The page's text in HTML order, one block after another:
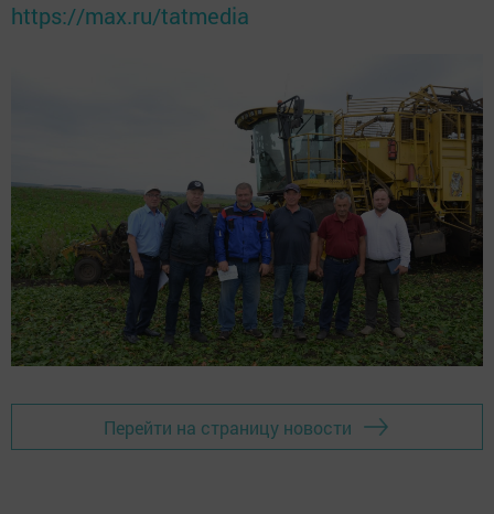
https://max.ru/tatmedia
Перейти на страницу новости